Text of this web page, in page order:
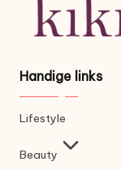
Handige links
Lifestyle
Beauty